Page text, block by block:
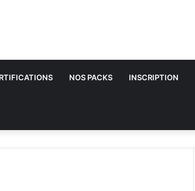
NOS PACKS INSCRIPTION